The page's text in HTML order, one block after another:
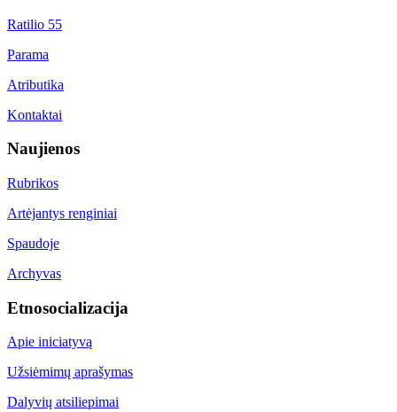
Ratilio 55
Parama
Atributika
Kontaktai
Naujienos
Rubrikos
Artėjantys renginiai
Spaudoje
Archyvas
Etnosocializacija
Apie iniciatyvą
Užsiėmimų aprašymas
Dalyvių atsiliepimai